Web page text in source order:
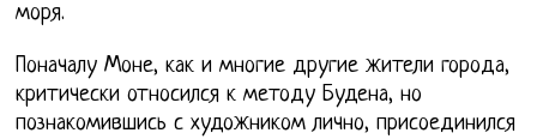
моря.
Поначалу Моне, как и многие другие жители города,
критически относился к методу Будена, но
познакомившись с художником лично, присоединился